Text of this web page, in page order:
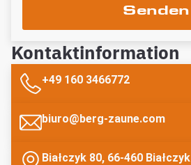
Senden
Kontaktinformation
+49 160 3466772
biuro@berg-zaune.com
Białczyk 80, 66-460 Białczyk